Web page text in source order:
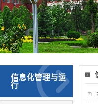
信息化管理与运
行